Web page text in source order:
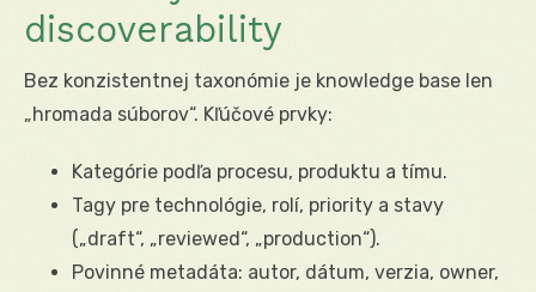
discoverability
Bez konzistentnej taxonómie je knowledge base len
„hromada súborov“. Kľúčové prvky:
Kategórie podľa procesu, produktu a tímu.
Tagy pre technológie, rolí, priority a stavy
(„draft“, „reviewed“, „production“).
Povinné metadáta: autor, dátum, verzia, owner,